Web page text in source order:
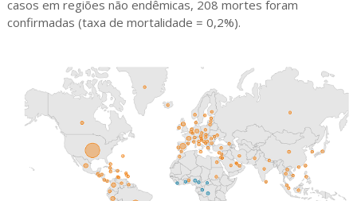
casos em regiões não endêmicas, 208 mortes foram
confirmadas (taxa de mortalidade = 0,2%).